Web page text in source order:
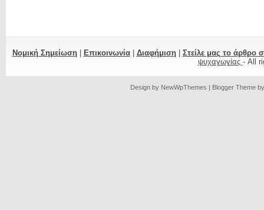
Νομική Σημείωση| Επικοινωνία| Διαφήμιση| Στείλε μας το άρθρο
ψυχαγωγίας - All
Design by NewWpThemes | Blogger Theme